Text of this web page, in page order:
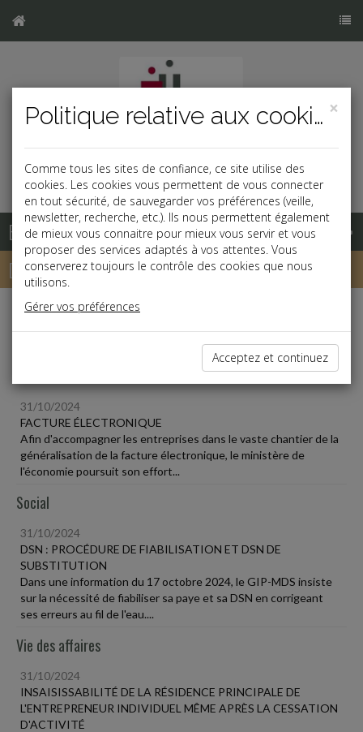
Base documentaire
Dépêches
Liste des dernières dépêches
31/10/2024
FACTURE ÉLECTRONIQUE
Afin d'accompagner les entreprises dans le vaste chantier de la
généralisation de la facture électronique, le ministère de
l'économie poursuit son effort...
Social
31/10/2024
DSN : PROCÉDURE DE FIABILISATION ET DSN DE
SUBSTITUTION
Dans une information du 17 octobre 2024, le GIP-MDS insiste
sur la nécessité de fiabiliser sa paye et sa DSN en corrigeant
ses erreurs au fil de l'eau....
Vie des affaires
31/10/2024
INSAISISSABILITÉ DE LA RÉSIDENCE PRINCIPALE DE
L'ENTREPRENEUR INDIVIDUEL MÊME APRÈS LA CESSATION
D'ACTIVITÉ
×
Politique relative aux cookies
Comme tous les sites de confiance, ce site utilise des
cookies. Les cookies vous permettent de vous connecter
en tout sécurité, de sauvegarder vos préférences (veille,
newsletter, recherche, etc.). Ils nous permettent également
de mieux vous connaitre pour mieux vous servir et vous
proposer des services adaptés à vos attentes. Vous
conserverez toujours le contrôle des cookies que nous
utilisons.
Gérer vos préférences
Acceptez et continuez